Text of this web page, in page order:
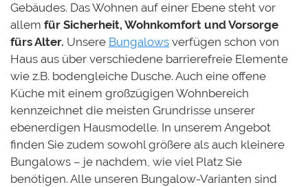
Gebäudes. Das Wohnen auf einer Ebene steht vor
allem für Sicherheit, Wohnkomfort und Vorsorge
fürs Alter. Unsere Bungalows verfügen schon von
Haus aus über verschiedene barrierefreie Elemente
wie z.B. bodengleiche Dusche. Auch eine offene
Küche mit einem großzügigen Wohnbereich
kennzeichnet die meisten Grundrisse unserer
ebenerdigen Hausmodelle. In unserem Angebot
finden Sie zudem sowohl größere als auch kleinere
Bungalows – je nachdem, wie viel Platz Sie
benötigen. Alle unseren Bungalow-Varianten sind